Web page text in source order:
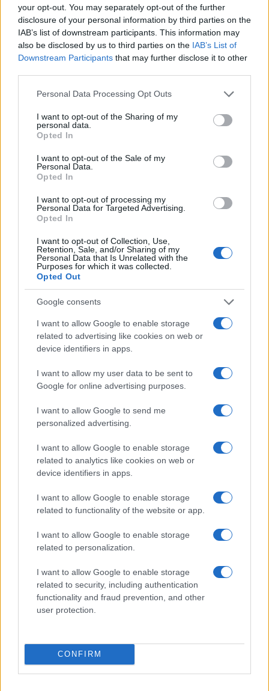
your opt-out. You may separately opt-out of the further
disclosure of your personal information by third parties on the
IAB’s list of downstream participants. This information may
also be disclosed by us to third parties on the IAB’s List of
Downstream Participants that may further disclose it to other
Please note that this website/app uses one or more Google
not limited to your visit or usage behaviour. You may click to
grant or deny consent to Google and its third-party tags to
use your data for below specified purposes in below Google
consent section.
Personal Data Processing Opt Outs
I want to opt-out of the Sharing of my
personal data.
Opted In
I want to opt-out of the Sale of my
Personal Data.
Opted In
I want to opt-out of processing my
Personal Data for Targeted Advertising.
Opted In
I want to opt-out of Collection, Use,
Retention, Sale, and/or Sharing of my
Personal Data that Is Unrelated with the
Purposes for which it was collected.
Opted Out
Google consents
I want to allow Google to enable storage
related to advertising like cookies on web or
device identifiers in apps.
I want to allow my user data to be sent to
Google for online advertising purposes.
I want to allow Google to send me
personalized advertising.
I want to allow Google to enable storage
related to analytics like cookies on web or
device identifiers in apps.
I want to allow Google to enable storage
related to functionality of the website or app.
I want to allow Google to enable storage
related to personalization.
I want to allow Google to enable storage
related to security, including authentication
functionality and fraud prevention, and other
user protection.
CONFIRM
Continua a leggere
Magna Pars Milano: un’esperienza olfattiva unica in un
ex stabilimento di profumi
LIFESTYLE
Francisco
Matteo Pellegrino · 6 Ago 2026